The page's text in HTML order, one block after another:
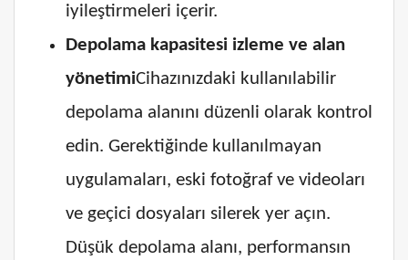
iyileştirmeleri içerir.
Depolama kapasitesi izleme ve alan
yönetimiCihazınızdaki kullanılabilir
depolama alanını düzenli olarak kontrol
edin. Gerektiğinde kullanılmayan
uygulamaları, eski fotoğraf ve videoları
ve geçici dosyaları silerek yer açın.
Düşük depolama alanı, performansın